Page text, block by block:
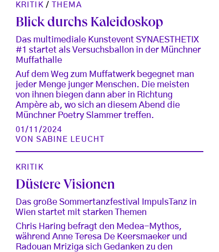
KRITIK / THEMA
Blick durchs Kaleidoskop
Das multimediale Kunstevent SYNAESTHETIX
#1 startet als Versuchsballon in der Münchner
Muffathalle
Auf dem Weg zum Muffatwerk begegnet man
jeder Menge junger Menschen. Die meisten
von ihnen biegen dann aber in Richtung
Ampère ab, wo sich an diesem Abend die
Münchner Poetry Slammer treffen.
01/11/2024
VONSABINE LEUCHT
KRITIK
Düstere Visionen
Das große Sommertanzfestival ImpulsTanz in
Wien startet mit starken Themen
Chris Haring befragt den Medea-Mythos,
während Anne Teresa De Keersmaeker und
Radouan Mriziga sich Gedanken zu den